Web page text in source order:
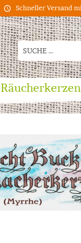
Schneller Versand
Räucherkerzen